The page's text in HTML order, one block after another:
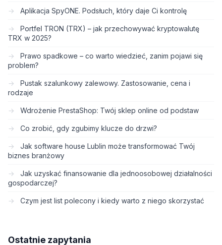
Aplikacja SpyONE. Podsłuch, który daje Ci kontrolę
Portfel TRON (TRX) – jak przechowywać kryptowalutę
TRX w 2025?
Prawo spadkowe – co warto wiedzieć, zanim pojawi się
problem?
Pustak szalunkowy zalewowy. Zastosowanie, cena i
rodzaje
Wdrożenie PrestaShop: Twój sklep online od podstaw
Co zrobić, gdy zgubimy klucze do drzwi?
Jak software house Lublin może transformować Twój
biznes branżowy
Jak uzyskać finansowanie dla jednoosobowej działalności
gospodarczej?
Czym jest list polecony i kiedy warto z niego skorzystać
Ostatnie zapytania